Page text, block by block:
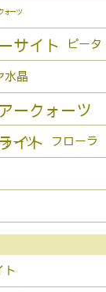
ォーツ
ピータ
水晶
ーツ フローラ
ト